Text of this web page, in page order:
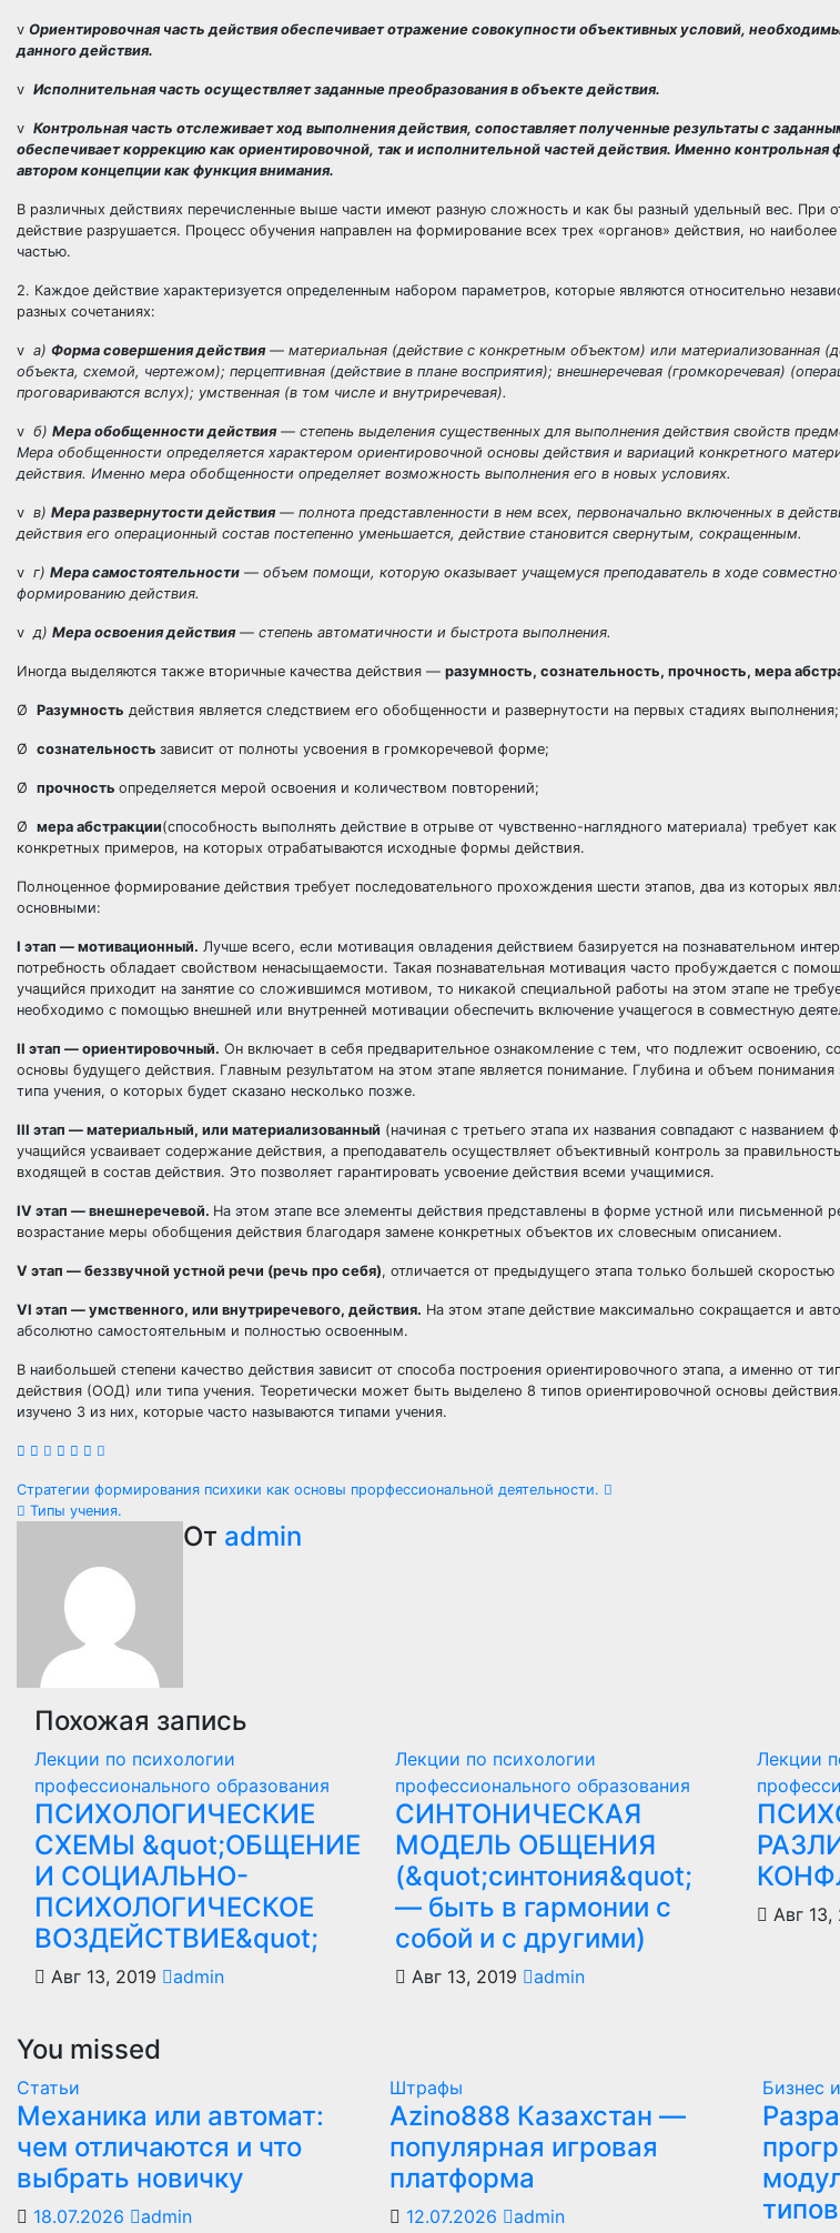
v Ориентировочная часть действия обеспечивает отражение совокупности объективных условий,
данного действия.
v Исполнительная часть осуществляет заданные преобразования в объекте действия.
v Контрольная часть отслеживает ход выполнения действия, сопоставляет полученные результаты с
обеспечивает коррекцию как ориентировочной, так и исполнительной частей действия. Именно контрольная
автором концепции как функция внимания.
В различных действиях перечисленные выше части имеют разную сложность и как бы разный удельный вес. При
действие разрушается. Процесс обучения направлен на формирование всех трех «органов» действия, но
частью.
2. Каждое действие характеризуется определенным набором параметров, которые являются относительно
разных сочетаниях:
v а) Форма совершения действия— материальная (действие с конкретным объектом) или материализованная
объекта, схемой, чертежом); перцептивная (действие в плане восприятия); внешнеречевая (громкоречевая)
проговариваются вслух); умственная (в том числе и внутриречевая).
v б) Мера обобщенности действия— степень выделения существенных для выполнения действия свойств
Мера обобщенности определяется характером ориентировочной основы действия и вариаций конкретного
действия. Именно мера обобщенности определяет возможность выполнения его в новых условиях.
v в) Мера развернутости действия— полнота представленности в нем всех, первоначально включенных в
действия его операционный состав постепенно уменьшается, действие становится свернутым, сокращенным.
v г) Мера самостоятельности — объем помощи, которую оказывает учащемуся преподаватель в ходе
формированию действия.
v д) Мера освоения действия— степень автоматичности и быстрота выполнения.
Иногда выделяются также вторичные качества действия — разумность, сознательность, прочность, мера
Ø Разумность действия является следствием его обобщенности и развернутости на первых стадиях выполнения;
Ø сознательность зависит от полноты усвоения в громкоречевой форме;
Ø прочность определяется мерой освоения и количеством повторений;
Ø мера абстракции(способность выполнять действие в отрыве от чувственно-наглядного материала) требует
конкретных примеров, на которых отрабатываются исходные формы действия.
Полноценное формирование действия требует последовательного прохождения шести этапов, два из которых
основными:
I этап — мотивационный. Лучше всего, если мотивация овладения действием базируется на познавательном
потребность обладает свойством ненасыщаемости. Такая познавательная мотивация часто пробуждается с
учащийся приходит на занятие со сложившимся мотивом, то никакой специальной работы на этом этапе не
необходимо с помощью внешней или внутренней мотивации обеспечить включение учащегося в совместную
II этап — ориентировочный. Он включает в себя предварительное ознакомление с тем, что подлежит освоению,
основы будущего действия. Главным результатом на этом этапе является понимание. Глубина и объем понимания
типа учения, о которых будет сказано несколько позже.
III этап — материальный, или материализованный (начиная с третьего этапа их названия совпадают с
учащийся усваивает содержание действия, а преподаватель осуществляет объективный контроль за
входящей в состав действия. Это позволяет гарантировать усвоение действия всеми учащимися.
IV этап — внешнеречевой. На этом этапе все элементы действия представлены в форме устной или письменной
возрастание меры обобщения действия благодаря замене конкретных объектов их словесным описанием.
V этап — беззвучной устной речи (речь про себя), отличается от предыдущего этапа только большей
VI этап — умственного, или внутриречевого, действия. На этом этапе действие максимально сокращается и
абсолютно самостоятельным и полностью освоенным.
В наибольшей степени качество действия зависит от способа построения ориентировочного этапа, а именно от
действия (ООД) или типа учения. Теоретически может быть выделено 8 типов ориентировочной основы
изучено 3 из них, которые часто называются типами учения.
Навигация
записям
Стратегии формирования психики как основы прорфессиональной деятельности.
Типы учения.
От admin
Похожая запись
Лекции по психологии
профессионального образования
ПСИХОЛОГИЧЕСКИЕ
СХЕМЫ &quot;ОБЩЕНИЕ
И СОЦИАЛЬНО-
ПСИХОЛОГИЧЕСКОЕ
ВОЗДЕЙСТВИЕ&quot;
Авг 13, 2019 admin
Лекции по психологии
профессионального образования
СИНТОНИЧЕСКАЯ
МОДЕЛЬ ОБЩЕНИЯ
(&quot;синтония&quot;
— быть в гармонии с
собой и с другими)
Авг 13, 2019 admin
Лекции
Авг 13,
You missed
Статьи
Механика или автомат:
чем отличаются и что
выбрать новичку
18.07.2026 admin
Штрафы
Azino888 Казахстан —
популярная игровая
платформа
12.07.2026 admin
Бизнес